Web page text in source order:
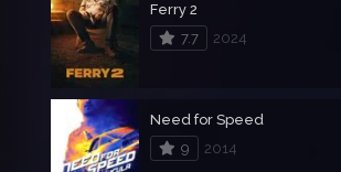
Ferry 2
7.7
2024
Need for Speed
9
2014